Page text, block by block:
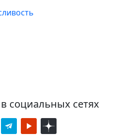
социальных сетях